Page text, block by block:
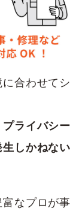
合わせてシ
ライバシー
しかねない
なプロが事